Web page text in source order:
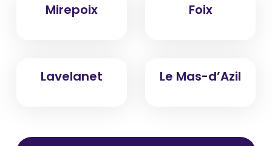
Mirepoix Foix
Lavelanet Le Mas-d’Azil